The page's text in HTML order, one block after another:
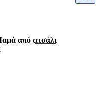
από ατσάλι